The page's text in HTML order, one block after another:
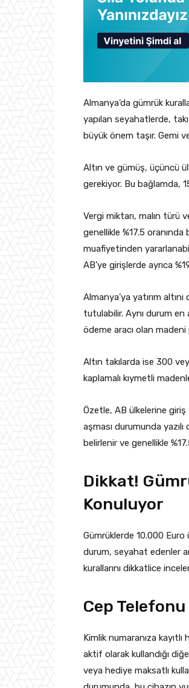
Almanya’da gümrük
yapılan seyahatlerde,
büyük önem taşır. Gemi
Altın ve gümüş, üçüncü
gerekiyor. Bu bağlamda,
Vergi miktarı, malın türü
genellikle %17.5
muafiyetinden
AB’ye girişlerde ayrıca
Almanya’ya yatırım
tutulabilir. Aynı durum
ödeme aracı olan
Altın takılarda ise 300
kaplamalı kıymetli
Özetle, AB ülkelerine
aşması durumunda
belirlenir ve genellikle
Dikkat!
Konuluyor
Gümrüklerde 10.000
durum, seyahat edenler
kurallarını dikkatlice
Cep
Kimlik numaranıza
aktif olarak kullandığı
veya hediye maksatlı